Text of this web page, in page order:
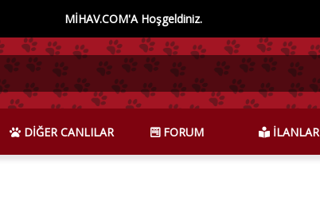
MİHAV.COM'A Hoşgeldiniz.
DİĞER CANLILAR FORUM İLANLAR